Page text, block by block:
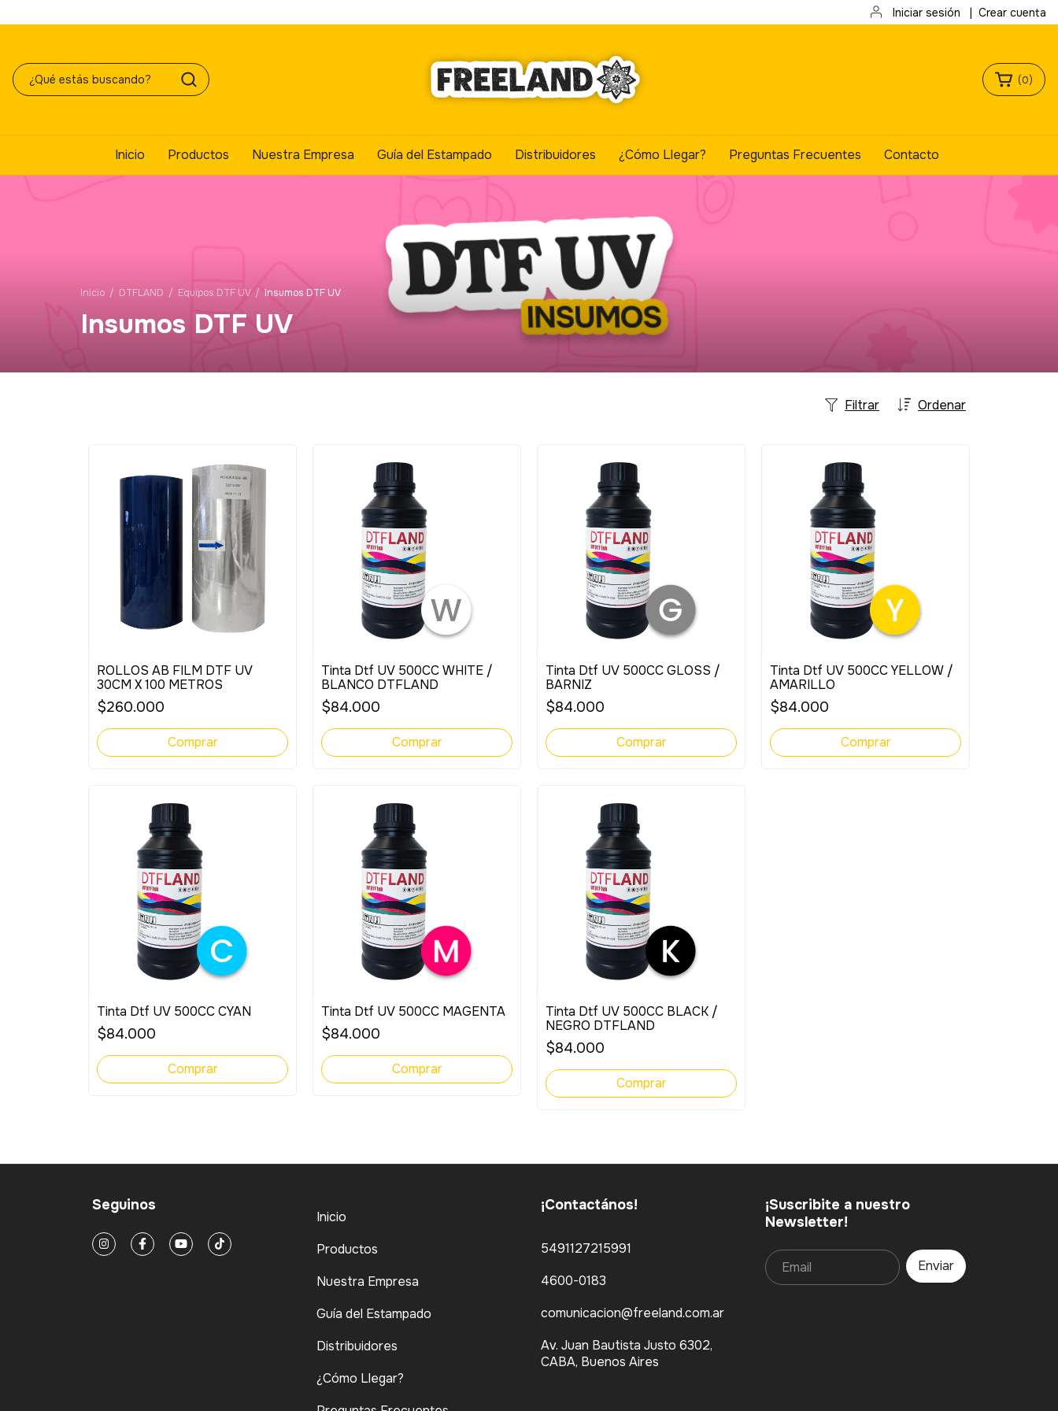
Iniciar sesión | Crear cuenta
(0)
Inicio Productos Nuestra Empresa Guía del Estampado Distribuidores ¿Cómo Llegar? Preguntas Frecuentes Contacto
Inicio / DTFLAND / Equipos DTF UV / Insumos DTF UV
Insumos DTF UV
Ordenar
Filtrar
ROLLOS AB FILM DTF UV
30CM X 100 METROS
$260.000
Tinta Dtf UV 500CC WHITE /
BLANCO DTFLAND
$84.000
Tinta Dtf UV 500CC GLOSS /
BARNIZ
$84.000
Tinta Dtf UV 500CC YELLOW /
AMARILLO
$84.000
Tinta Dtf UV 500CC CYAN
$84.000
Tinta Dtf UV 500CC MAGENTA
$84.000
Tinta Dtf UV 500CC BLACK /
NEGRO DTFLAND
$84.000
Seguinos
Inicio
Productos
Nuestra Empresa
Guía del Estampado
Distribuidores
¿Cómo Llegar?
¡Contactános!
5491127215991
4600-0183
comunicacion@freeland.com.ar
Av. Juan Bautista Justo 6302,
CABA, Buenos Aires
¡Suscribite a nuestro
Newsletter!